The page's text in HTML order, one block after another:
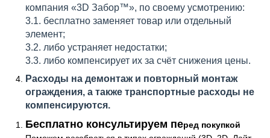
компания «3D Забор™», по своему усмотрению:
3.1. бесплатно заменяет товар или отдельный
элемент;
3.2. либо устраняет недостатки;
3.3. либо компенсирует их за счёт снижения цены.
Расходы на демонтаж и повторный монтаж
ограждения, а также транспортные расходы не
компенсируются.
Консультация и бесплатный расчёт
Бесплатно консультируем перед покупкой